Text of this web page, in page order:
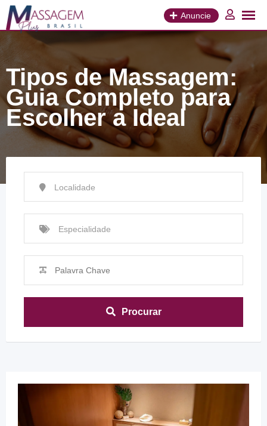
para
conteúdo
Anuncie
Tipos de Massagem:
Guia Completo para
Escolher a Ideal
Localidade
Especialidade
Procurar